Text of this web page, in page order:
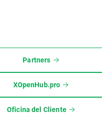
Partners
XOpenHub.pro
Oficina del Cliente